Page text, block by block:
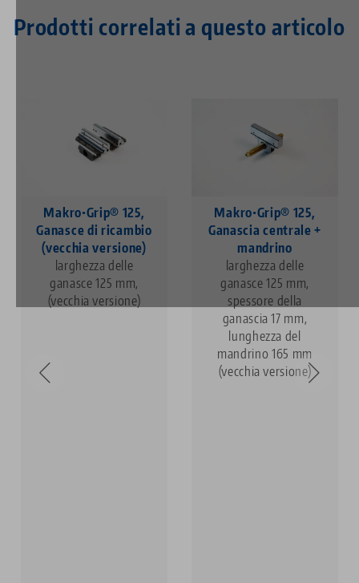
Prodotti correlati a questo articolo
Makro•Grip® 125,
Ganasce di ricambio
(vecchia versione)
larghezza delle
ganasce 125 mm,
(vecchia versione)
Makro•Grip® 125,
Ganascia centrale +
mandrino
larghezza delle
ganasce 125 mm,
spessore della
ganascia 17 mm,
lunghezza del
mandrino 165 mm
(vecchia versione)